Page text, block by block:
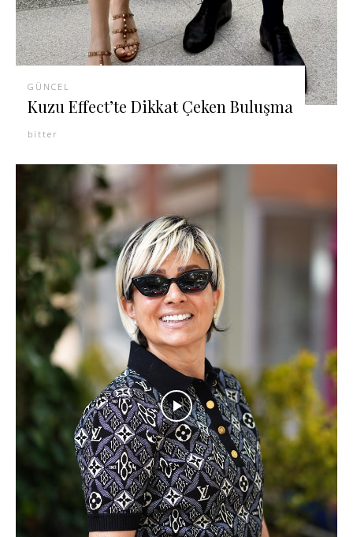
GÜNCEL
Kuzu Effect’te Dikkat Çeken Buluşma
bitter